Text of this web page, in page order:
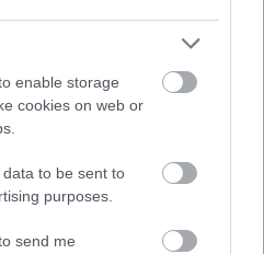
enable storage
cookies on web or
to be sent to
purposes.
send me
és elfogadom az
adatvédelmi